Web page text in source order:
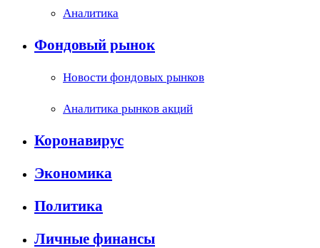
Аналитика
Фондовый рынок
Новости фондовых рынков
Аналитика рынков акций
Коронавирус
Экономика
Политика
Личные финансы